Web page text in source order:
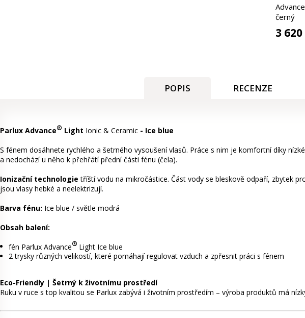
černý
3
POPIS RECENZE
Parlux Advance® Light Ionic & Ceramic - Ice blue
S fénem dosáhnete rychlého a šetrného vysoušení vlasů. Práce s nim je komfortní díky
a nedochází u něho k přehřátí přední části fénu (čela).
Ionizační technologietříští vodu na mikročástice. Část vody se bleskově odpaří, zbytek
jsou vlasy hebké a neelektrizují.
Barva fénu: Ice blue / světle modrá
Obsah balení:
fén Parlux Advance® Light Ice blue
2 trysky různých velikostí, které pomáhají regulovat vzduch a zpřesnit práci s fénem
Eco-Friendly | Šetrný k životnímu prostředí
Ruku v ruce s top kvalitou se Parlux zabývá i životním prostředím – výroba produktů má